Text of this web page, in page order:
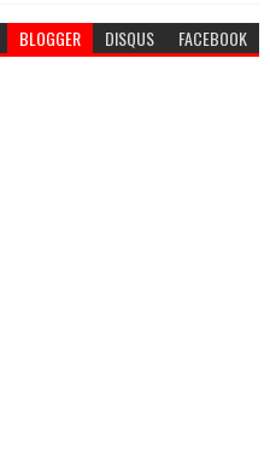
BLOGGER DISQUS FACEBOOK